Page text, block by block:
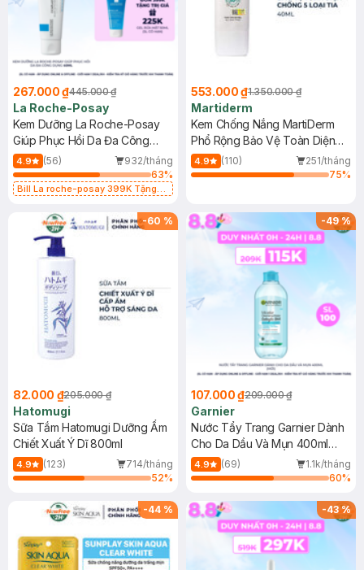
267.000 ₫445.000 ₫
La Roche-Posay
Kem Dưỡng La Roche-Posay
Giúp Phục Hồi Da Đa Công
Dụng 40ml
4.9 (56)
932/tháng
63%
Bill La roche-posay 399K Tặng
(SL có hạn)
553.000 ₫1.350.000 ₫
Martiderm
Kem Chống Nắng MartiDerm
Phổ Rộng Bảo Vệ Toàn Diện
40ml
4.9 (110)
251/tháng
75%
-60 %
82.000 ₫205.000 ₫
Hatomugi
Sữa Tắm Hatomugi Dưỡng Ẩm
Chiết Xuất Ý Dĩ 800ml
4.9 (123)
714/tháng
52%
-49%
107.000 ₫209.000 ₫
Garnier
Nước Tẩy Trang Garnier Dành
Cho Da Dầu Và Mụn 400ml
(Mới)
4.9 (69)
1.1k/tháng
60%
-44 % -43%